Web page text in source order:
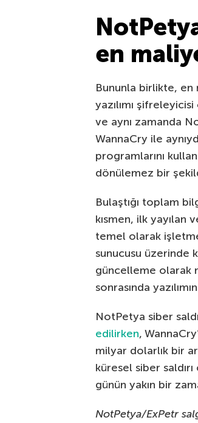
en
Bununla birlikte, en
yazılımı
ve aynı zamanda
WannaCry ile
programlarını
dönülemez bir
Bulaştığı toplam
kısmen, ilk yayılan
temel olarak
sunucusu üzerinde
güncelleme olarak
sonrasında
NotPetya siber
edilirken,
milyar dolarlık bir
küresel siber
günün yakın bir
NotPetya/ExPetr